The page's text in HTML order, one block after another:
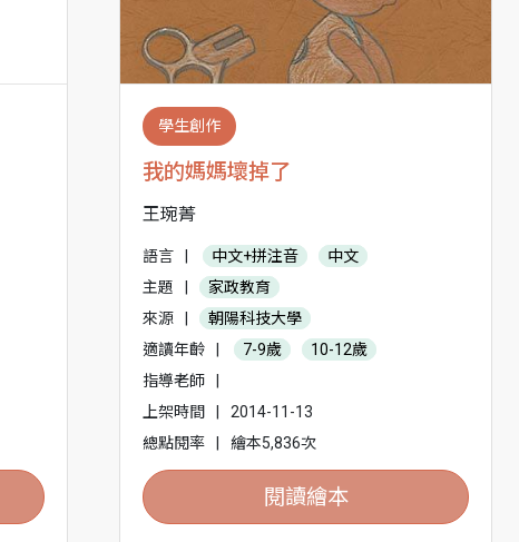
學生創作
我的媽媽壞掉了
王琬菁
語言 中文+拼注音
中文
主題
家政教育
來源
朝陽科技大學
適讀年齡
7-9歲
10-12歲
指導老師
上架時間
2014-11-13
總點閱率
繪本5,836次
閱讀繪本